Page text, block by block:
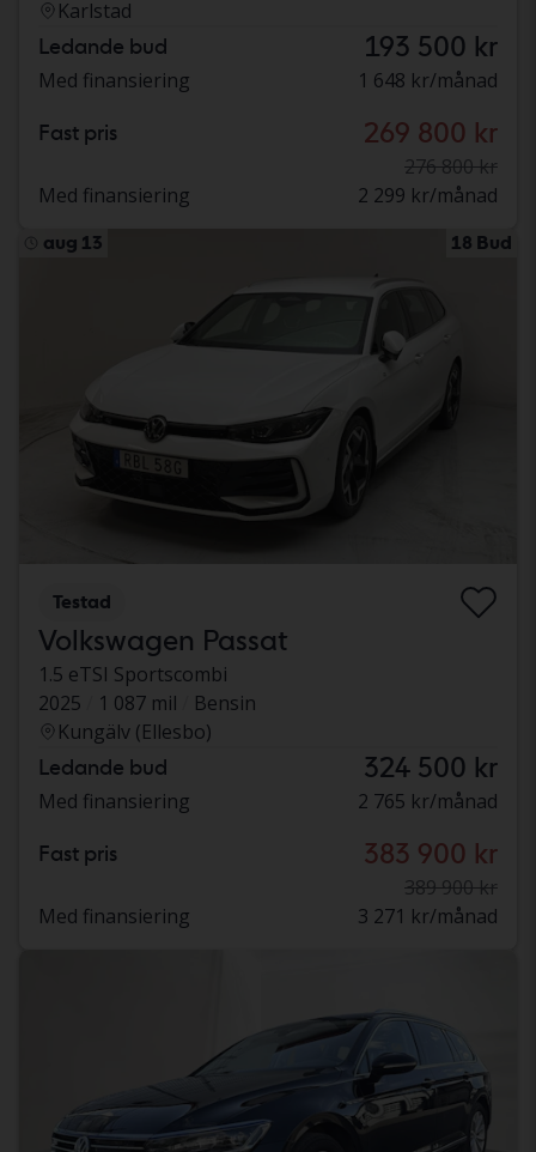
Karlstad
Ledande bud 193 500 kr
Med finansiering 1 648 kr/månad
Fast pris 269 800 kr
276 800 kr
Med finansiering
2 299 kr/månad
aug 13 18 Bud
Testad
Volkswagen Passat
1.5 eTSI Sportscombi
2025
1 087 mil
Bensin
Kungälv (Ellesbo)
Ledande bud 324 500 kr
Med finansiering 2 765 kr/månad
Fast pris 383 900 kr
389 900 kr
Med finansiering
3 271 kr/månad